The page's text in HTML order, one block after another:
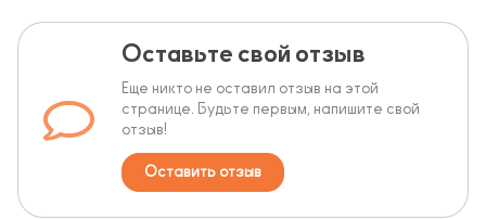
Оставьте свой отзыв
Еще никто не оставил отзыв на этой
странице. Будьте первым, напишите свой
отзыв!
Оставить отзыв